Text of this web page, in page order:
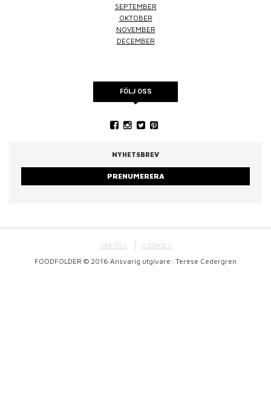
SEPTEMBER
OKTOBER
NOVEMBER
DECEMBER
FÖLJ OSS
NYHETSBREV
PRENUMERERA
OM OSS
COOKIES
FOODFOLDER © 2016 Ansvarig utgivare: Terese Cedergren